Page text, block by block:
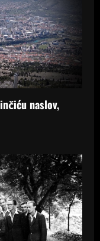
naslov,